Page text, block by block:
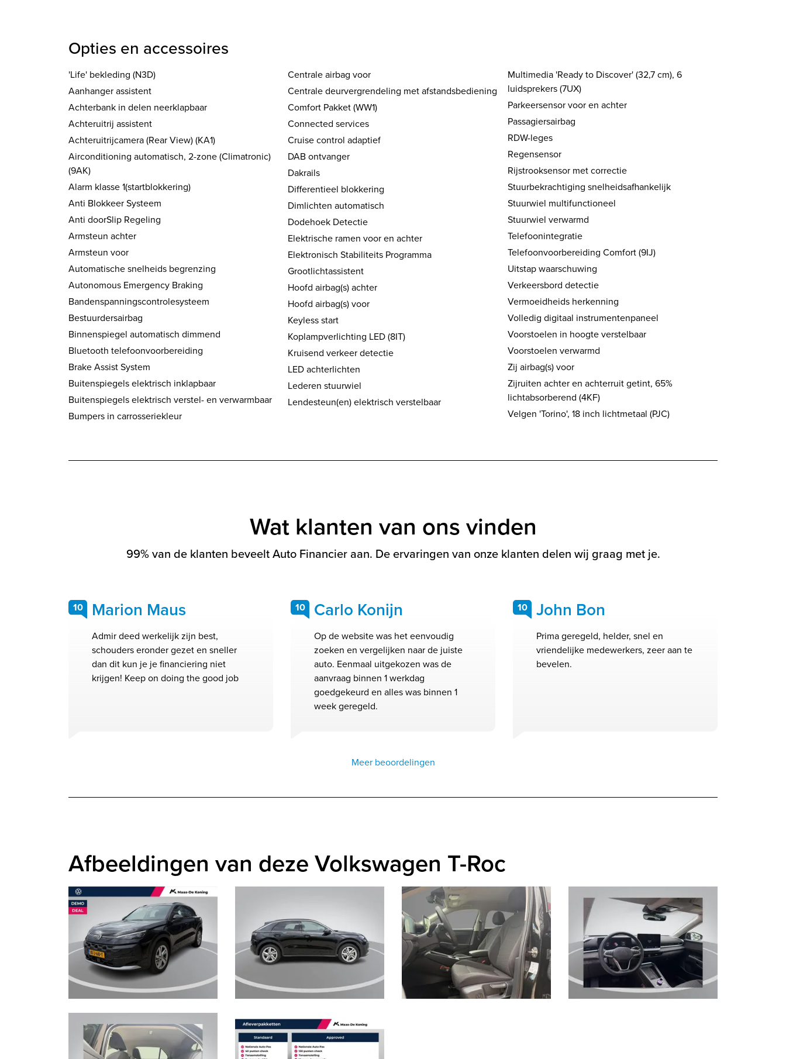
Opties en accessoires
'Life' bekleding (N3D)
Aanhanger assistent
Achterbank in delen neerklapbaar
Achteruitrij assistent
Achteruitrijcamera (Rear View) (KA1)
Airconditioning automatisch, 2-zone (Climatronic)
(9AK)
Alarm klasse 1(startblokkering)
Anti Blokkeer Systeem
Anti doorSlip Regeling
Armsteun achter
Armsteun voor
Automatische snelheids begrenzing
Autonomous Emergency Braking
Bandenspanningscontrolesysteem
Bestuurdersairbag
Binnenspiegel automatisch dimmend
Bluetooth telefoonvoorbereiding
Brake Assist System
Buitenspiegels elektrisch inklapbaar
Buitenspiegels elektrisch verstel- en verwarmbaar
Bumpers in carrosseriekleur
Centrale airbag voor
Centrale deurvergrendeling met afstandsbediening
Comfort Pakket (WW1)
Connected services
Cruise control adaptief
DAB ontvanger
Dakrails
Differentieel blokkering
Dimlichten automatisch
Dodehoek Detectie
Elektrische ramen voor en achter
Elektronisch Stabiliteits Programma
Grootlichtassistent
Hoofd airbag(s) achter
Hoofd airbag(s) voor
Keyless start
Koplampverlichting LED (8IT)
Kruisend verkeer detectie
LED achterlichten
Lederen stuurwiel
Lendesteun(en) elektrisch verstelbaar
Multimedia 'Ready to Discover' (32,7 cm), 6
luidsprekers (7UX)
Parkeersensor voor en achter
Passagiersairbag
RDW-leges
Regensensor
Rijstrooksensor met correctie
Stuurbekrachtiging snelheidsafhankelijk
Stuurwiel multifunctioneel
Stuurwiel verwarmd
Telefoonintegratie
Telefoonvoorbereiding Comfort (9IJ)
Uitstap waarschuwing
Verkeersbord detectie
Vermoeidheids herkenning
Volledig digitaal instrumentenpaneel
Voorstoelen in hoogte verstelbaar
Voorstoelen verwarmd
Zij airbag(s) voor
Zijruiten achter en achterruit getint, 65%
lichtabsorberend (4KF)
Velgen 'Torino', 18 inch lichtmetaal (PJC)
Wat klanten van ons vinden
99% van de klanten beveelt Auto Financier aan. De ervaringen van onze klanten delen wij graag met je.
10 Marion Maus
Admir deed werkelijk zijn best,
schouders eronder gezet en sneller
dan dit kun je je financiering niet
krijgen! Keep on doing the good job
10 Carlo Konijn
Op de website was het eenvoudig
zoeken en vergelijken naar de juiste
auto. Eenmaal uitgekozen was de
aanvraag binnen 1 werkdag
goedgekeurd en alles was binnen 1
week geregeld.
10 John Bon
Prima geregeld, helder, snel en
vriendelijke medewerkers, zeer aan te
bevelen.
Meer beoordelingen
Afbeeldingen van deze Volkswagen T-Roc